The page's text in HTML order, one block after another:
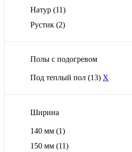
Натур (11)
Рустик (2)
Полы с подогревом
Под теплый пол (13) X
Ширина
140 мм (1)
150 мм (11)